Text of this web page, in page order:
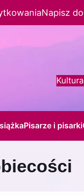
Napisz
Pisarze i pisarki